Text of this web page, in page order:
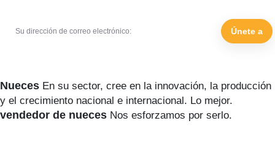
Únete a
Nueces En su sector, cree en la innovación, la producción
y el crecimiento nacional e internacional. Lo mejor.
vendedor de nueces Nos esforzamos por serlo.